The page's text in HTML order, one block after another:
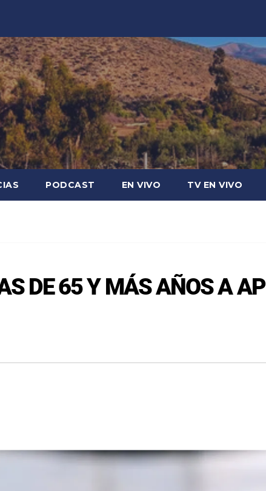
PODCAST EN VIVO TV EN VIVO
DE 65 Y MÁS AÑOS A